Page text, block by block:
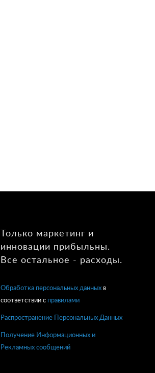
Только маркетинг и
инновации прибыльны.
Все остальное - расходы.
Обработка персональных данных в
соответствии с правилами
Распространение Персональных Данных
Получение Информационных и
Рекламных сообщений